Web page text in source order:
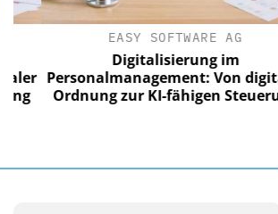
EASY SOFTWARE AG
Digitalisierung im
Personalmanagement: Von digitaler
Ordnung zur KI-fähigen Steuerung